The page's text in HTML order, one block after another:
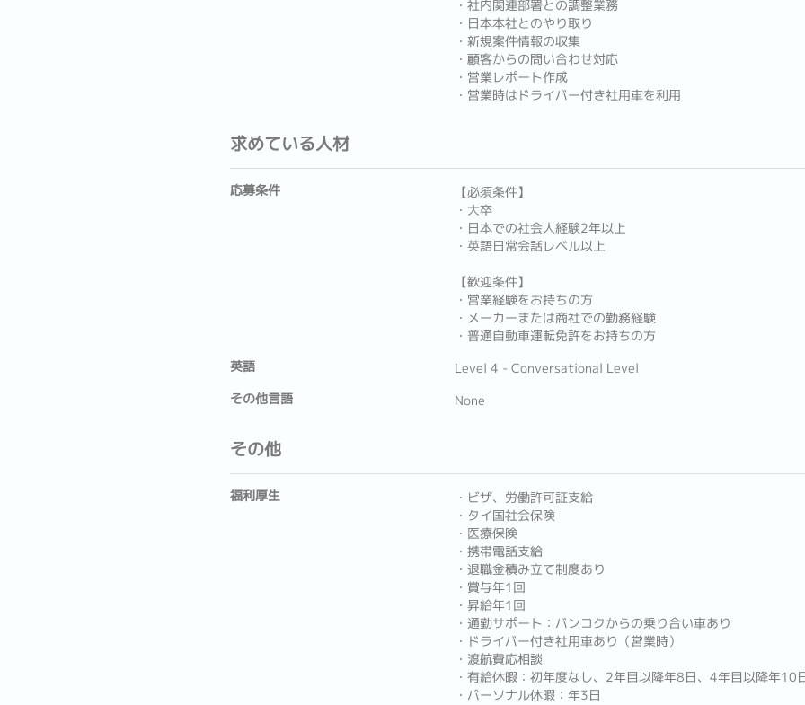
・社内関連部署との調整業務
・日本本社とのやり取り
・新規案件情報の収集
・顧客からの問い合わせ対応
・営業レポート作成
・営業時はドライバー付き社用車を利用
求めている人材
応募条件
【必須条件】
・大卒
・日本での社会人経験2年以上
・英語日常会話レベル以上
【歓迎条件】
・営業経験をお持ちの方
・メーカーまたは商社での勤務経験
・普通自動車運転免許をお持ちの方
英語
Level 4 - Conversational Level
その他言語
None
その他
福利厚生
・ビザ、労働許可証支給
・タイ国社会保険
・医療保険
・携帯電話支給
・退職金積み立て制度あり
・賞与年1回
・昇給年1回
・通勤サポート：バンコクからの乗り合い車あり
・ドライバー付き社用車あり（営業時）
・渡航費応相談
・有給休暇：初年度なし、2年目以降年8日、4年目以降年10
・パーソナル休暇：年3日